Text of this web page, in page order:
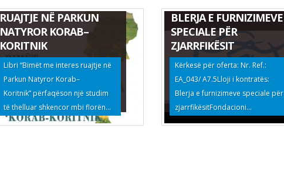
RUAJTJE NË PARKUN
NATYROR KORAB–
KORITNIK
Libri “Bimët me interes ruajtje në
Parkun Natyror Korab–
Koritnik” përfaqëson një studim
të thelluar shkencor mbi florën...
BLERJA E FURNIZIMEVE
SPECIALE PËR
ZJARRFIKËSIT
Kërkesë për oferta: Nr. Ref.:
EA_043/ A7.5Lloji i kontratës:
Blerja e furnizimeve speciale për
zjarrfikësitFondacioni...